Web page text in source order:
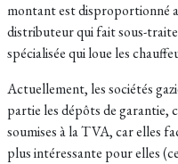
montant est disproportionné
distributeur qui fait sous-
spécialisée qui loue les
Actuellement, les sociétés
partie lesdépôts de garantie,
soumises à la TVA, car elles
plus intéressante pour elles